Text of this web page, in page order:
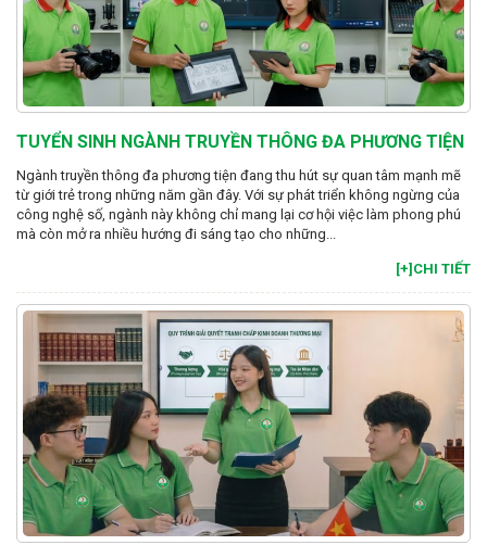
TUYỂN SINH NGÀNH TRUYỀN THÔNG ĐA PHƯƠNG TIỆN
Ngành truyền thông đa phương tiện đang thu hút sự quan tâm mạnh mẽ
từ giới trẻ trong những năm gần đây. Với sự phát triển không ngừng của
công nghệ số, ngành này không chỉ mang lại cơ hội việc làm phong phú
mà còn mở ra nhiều hướng đi sáng tạo cho những...
[+]CHI TIẾT